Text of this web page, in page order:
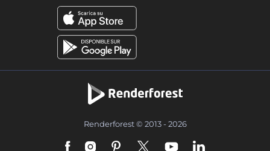
Renderforest © 2013 - 2026